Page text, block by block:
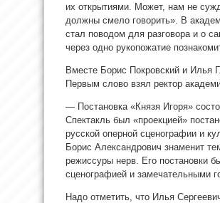
их открытиями. Может, нам не
должны смело говорить». В
стал поводом для разговора и о
через одно рукопожатие
Вместе Борис Покровский и Илья
Первым слово взял ректор
— Постановка «Князя Игоря»
Спектакль был «проекцией»
русской оперной сценографии и
Борис Александрович знаменит
режиссуры нерв. Его постановки
сценографией и замечательными
Надо отметить, что Илья